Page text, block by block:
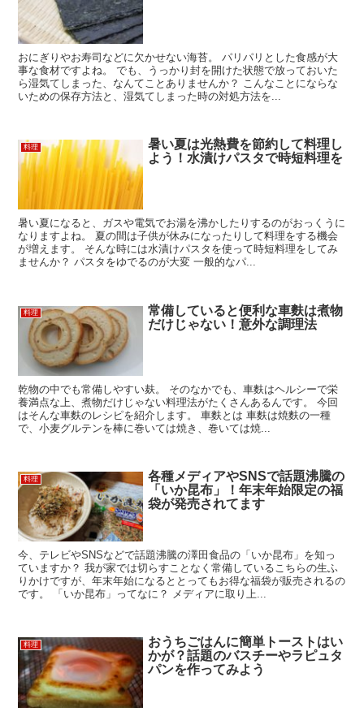
おにぎりやお寿司などに欠かせない海苔。 パリパリとした食感が大
事な食材ですよね。 でも、うっかり封を開けた状態で放っておいた
ら湿気てしまった、なんてことありませんか？ こんなことにならな
いための保存方法と、湿気てしまった時の対処方法を...
料理
暑い夏は光熱費を節約して料理し
よう！水漬けパスタで時短料理を
暑い夏になると、ガスや電気でお湯を沸かしたりするのがおっくうに
なりますよね。 夏の間は子供が休みになったりして料理をする機会
が増えます。 そんな時には水漬けパスタを使って時短料理をしてみ
ませんか？ パスタをゆでるのが大変 一般的なパ...
料理
常備していると便利な車麩は煮物
だけじゃない！意外な調理法
乾物の中でも常備しやすい麸。 そのなかでも、車麩はヘルシーで栄
養満点な上、煮物だけじゃない料理法がたくさんあるんです。 今回
はそんな車麩のレシピを紹介します。 車麩とは 車麩は焼麩の一種
で、小麦グルテンを棒に巻いては焼き、巻いては焼...
料理
各種メディアやSNSで話題沸騰の
「いか昆布」！年末年始限定の福
袋が発売されてます
今、テレビやSNSなどで話題沸騰の澤田食品の「いか昆布」を知っ
ていますか？ 我が家では切らすことなく常備しているこちらの生ふ
りかけですが、年末年始になるととってもお得な福袋が販売されるの
です。 「いか昆布」ってなに？ メディアに取り上...
料理
おうちごはんに簡単トーストはい
かが？話題のバスチーやラピュタ
パンを作ってみよう